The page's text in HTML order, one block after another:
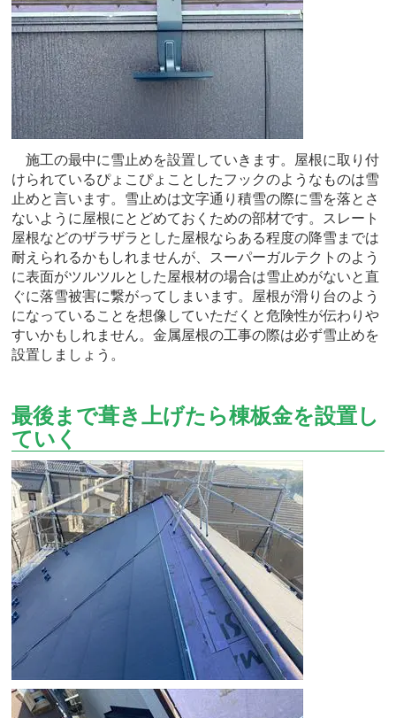
施工の最中に雪止めを設置していきます。屋根に取り付
けられているぴょこぴょことしたフックのようなものは雪
止めと言います。雪止めは文字通り積雪の際に雪を落とさ
ないように屋根にとどめておくための部材です。スレート
屋根などのザラザラとした屋根ならある程度の降雪までは
耐えられるかもしれませんが、スーパーガルテクトのよう
に表面がツルツルとした屋根材の場合は雪止めがないと直
ぐに落雪被害に繋がってしまいます。屋根が滑り台のよう
になっていることを想像していただくと危険性が伝わりや
すいかもしれません。金属屋根の工事の際は必ず雪止めを
設置しましょう。
最後まで葺き上げたら棟板金を設置し
ていく